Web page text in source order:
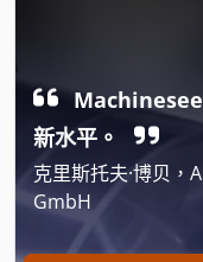
新水平。
克里斯托夫·博贝
GmbH